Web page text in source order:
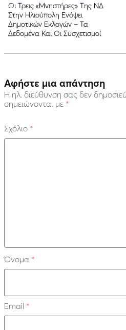
Oι Τρεις «Μνηστήρες» Της ΝΔ
Στην Ηλιούπολη Ενόψει
Δημοτικών Εκλογών – Τα
Δεδομένα Και Οι Συσχετισμοί
Αφήστε μια απάντηση
Η ηλ. διεύθυνση σας δεν
σημειώνονται με *
Σχόλιο *
Όνομα *
Email *